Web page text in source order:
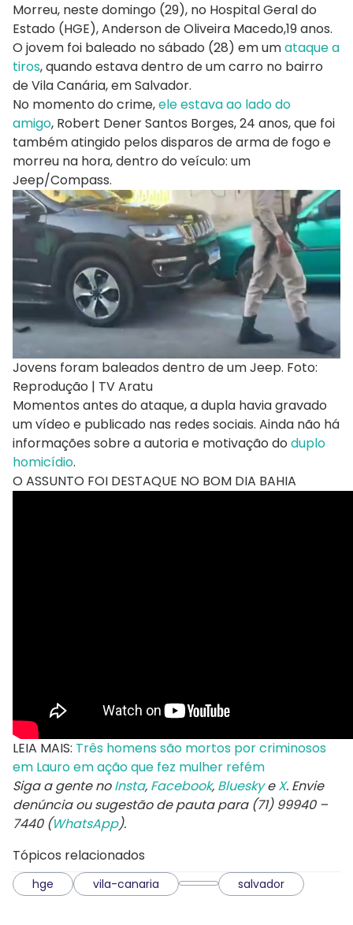
Morreu, neste domingo (29), no Hospital Geral do
Estado (HGE), Anderson de Oliveira Macedo,19 anos.
O jovem foi baleado no sábado (28) em umataque a
tiros, quando estava dentro de um carro no bairro
de Vila Canária, em Salvador.
No momento do crime,ele estava ao lado do
amigo, Robert Dener Santos Borges, 24 anos, que foi
também atingido pelos disparos de arma de fogo e
morreu na hora, dentro do veículo: um
Jeep/Compass.
Jovens foram baleados dentro de um Jeep. Foto:
Reprodução | TV Aratu
Momentos antes do ataque, a dupla havia gravado
um vídeo e publicado nas redes sociais. Ainda não há
informações sobre a autoria e motivação do duplo
homicídio.
O ASSUNTO FOI DESTAQUE NO BOM DIA BAHIA
LEIA MAIS: Três homens são mortos por criminosos
em Lauro em ação que fez mulher refém
Siga a gente noInsta, Facebook, BlueskyeX. Envie
denúncia ou sugestão de pauta para (71) 99940 –
7440 (WhatsApp).
Tópicos relacionados
hge vila-canaria salvador